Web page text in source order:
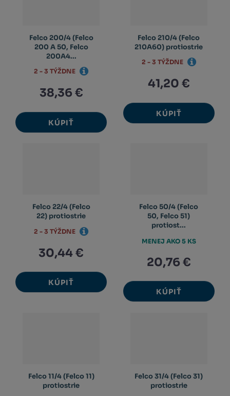
Felco 200/4 (Felco
200 A 50, Felco
200A4...
38,36 €
KÚPIŤ
2 - 3 TÝŽDNE
Felco 210/4 (Felco
210A60) protiostrie
41,20 €
KÚPIŤ
2 - 3 TÝŽDNE
Felco 22/4 (Felco
22) protiostrie
30,44 €
KÚPIŤ
2 - 3 TÝŽDNE
Felco 50/4 (Felco
50, Felco 51)
protiost...
20,76 €
KÚPIŤ
MENEJ AKO 5 KS
Felco 11/4 (Felco 11)
protiostrie
Felco 31/4 (Felco 31)
protiostrie